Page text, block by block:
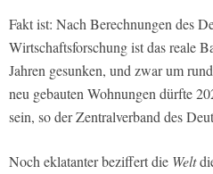
Fakt ist: Nach Berechnungen des
Wirtschaftsforschung ist das reale
Jahren gesunken, und zwar um
neu gebauten Wohnungen dürfte
sein, so der Zentralverband des
Noch eklatanter beziffert die Welt